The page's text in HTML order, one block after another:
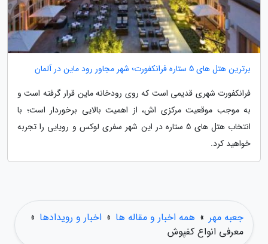
برترین هتل های 5 ستاره فرانکفورت؛ شهر مجاور رود ماین در آلمان
فرانکفورت شهری قدیمی است که روی رودخانه ماین قرار گرفته است و
به موجب موقعیت مرکزی اش، از اهمیت بالایی برخوردار است؛ با
انتخاب هتل های 5 ستاره در این شهر سفری لوکس و رویایی را تجربه
خواهید کرد.
جعبه مهر » همه اخبار و مقاله ها » اخبار و رویدادها »
معرفی انواع کفپوش